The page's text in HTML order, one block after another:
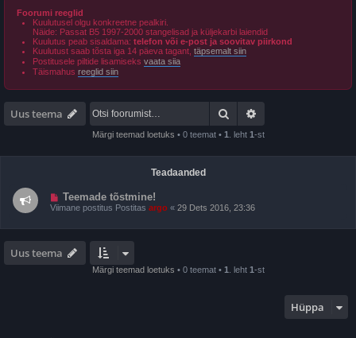
Foorumi reeglid
Kuulutusel olgu konkreetne pealkiri.
Näide: Passat B5 1997-2000 stangelisad ja küljekarbi laiendid
Kuulutus peab sisaldama: telefon või e-post ja soovitav piirkond
Kuulutust saab tõsta iga 14 päeva tagant, täpsemalt siin
Postitusele piltide lisamiseks vaata siia
Täismahus reeglid siin
Uus teema Otsi
Märgi teemad loetuks • 0 teemat • 1 . leht 1-st
Teadaanded
Teemade tõstmine!
Viimane postitus Postitas argo « 29 Dets 2016, 23:36
Uus teema
Märgi teemad loetuks • 0 teemat • 1 . leht 1-st
Hüppa